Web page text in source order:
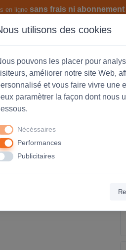
en ligne sans frais ni abonnement
produits Les
-
utilisons des cookies
pouvons les placer pour
améliorer notre site Web,
et vous faire vivre une
paramètrer la façon dont nous
Nécéssaires
Performances
Publicitaires